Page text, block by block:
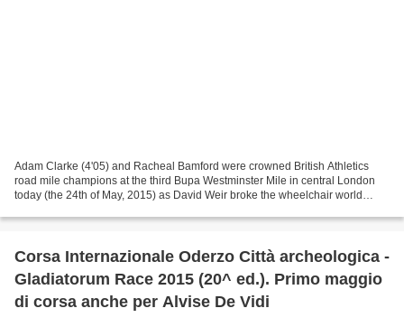
Adam Clarke (4'05) and Racheal Bamford were crowned British Athletics
road mile champions at the third Bupa Westminster Mile in central London
today (the 24th of May, 2015) as David Weir broke the wheelchair world
Corsa Internazionale Oderzo Città archeologica -
Gladiatorum Race 2015 (20^ ed.). Primo maggio
di corsa anche per Alvise De Vidi